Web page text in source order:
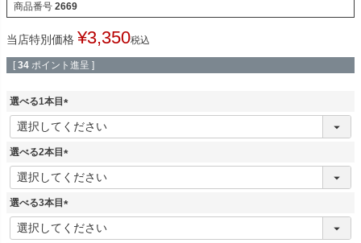
商品番号 2669
当店特別価格 ¥3,350税込
[ 34 ポイント進呈 ]
選べる1本目
(
必
須
選べる2本目
(
必
須
選べる3本目
(
必